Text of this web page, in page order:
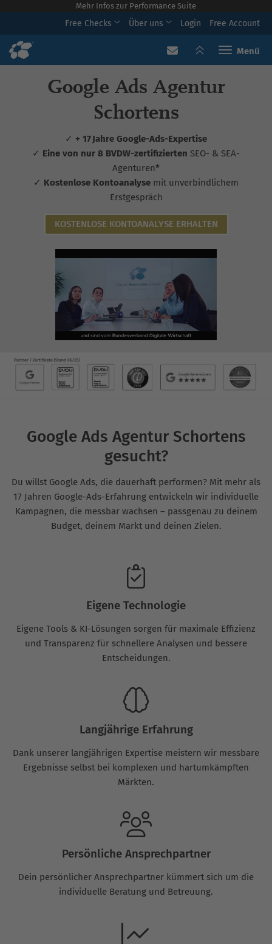
Mehr Infos zur Performance Suite
Free Checks Über uns Login Free Account
Toggle
Google Ads Agentur
Schortens
✓ + 17 Jahre Google-Ads-Expertise
✓ Eine von nur 8 BVDW-zertifizierten SEO- & SEA-
Agenturen*
✓ Kostenlose Kontoanalyse mit unverbindlichem
Erstgespräch
KOSTENLOSE KONTOANALYSE ERHALTEN
Google Ads Agentur Schortens
gesucht?
Du willst Google Ads, die dauerhaft performen? Mit mehr als
17 Jahren Google-Ads-Erfahrung entwickeln wir individuelle
Kampagnen, die messbar wachsen – passgenau zu deinem
Budget, deinem Markt und deinen Zielen.
Eigene Technologie
Eigene Tools & KI-Lösungen sorgen für maximale Effizienz
und Transparenz für schnellere Analysen und bessere
Entscheidungen.
Langjährige Erfahrung
Dank unserer langjährigen Expertise meistern wir messbare
Ergebnisse selbst bei komplexen und hartumkämpften
Märkten.
Persönliche Ansprechpartner
Dein persönlicher Ansprechpartner kümmert sich um die
individuelle Beratung und Betreuung.